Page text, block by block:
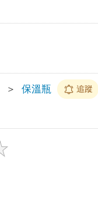
＞ 保溫瓶 追蹤